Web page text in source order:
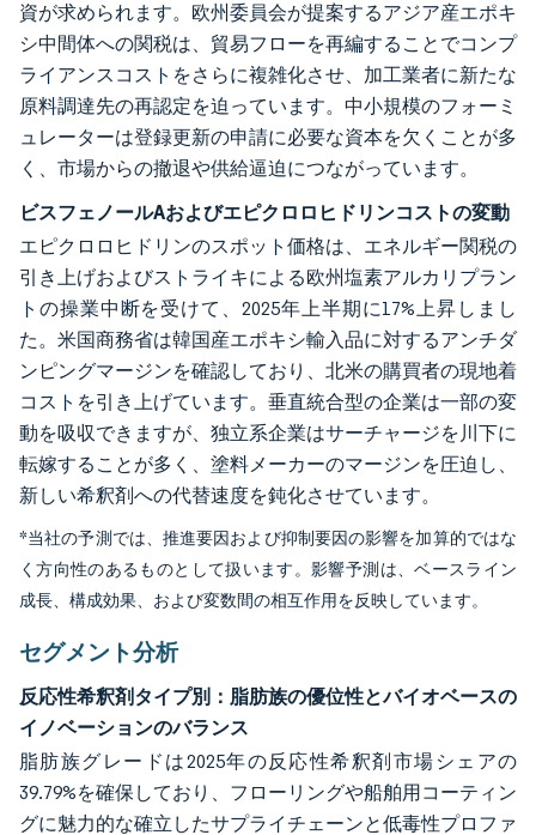
資が求められます。欧州委員会が提案するアジア産エポキ
シ中間体への関税は、貿易フローを再編することでコンプ
ライアンスコストをさらに複雑化させ、加工業者に新たな
原料調達先の再認定を迫っています。中小規模のフォーミ
ュレーターは登録更新の申請に必要な資本を欠くことが多
く、市場からの撤退や供給逼迫につながっています。
ビスフェノールAおよびエピクロロヒドリンコストの変動
エピクロロヒドリンのスポット価格は、エネルギー関税の
引き上げおよびストライキによる欧州塩素アルカリプラン
トの操業中断を受けて、2025年上半期に17%上昇しまし
た。米国商務省は韓国産エポキシ輸入品に対するアンチダ
ンピングマージンを確認しており、北米の購買者の現地着
コストを引き上げています。垂直統合型の企業は一部の変
動を吸収できますが、独立系企業はサーチャージを川下に
転嫁することが多く、塗料メーカーのマージンを圧迫し、
新しい希釈剤への代替速度を鈍化させています。
*当社の予測では、推進要因および抑制要因の影響を加算的ではな
く方向性のあるものとして扱います。影響予測は、ベースライン
成長、構成効果、および変数間の相互作用を反映しています。
セグメント分析
反応性希釈剤タイプ別：脂肪族の優位性とバイオベースの
イノベーションのバランス
脂肪族グレードは2025年の反応性希釈剤市場シェアの
39.79%を確保しており、フローリングや船舶用コーティン
グに魅力的な確立したサプライチェーンと低毒性プロファ